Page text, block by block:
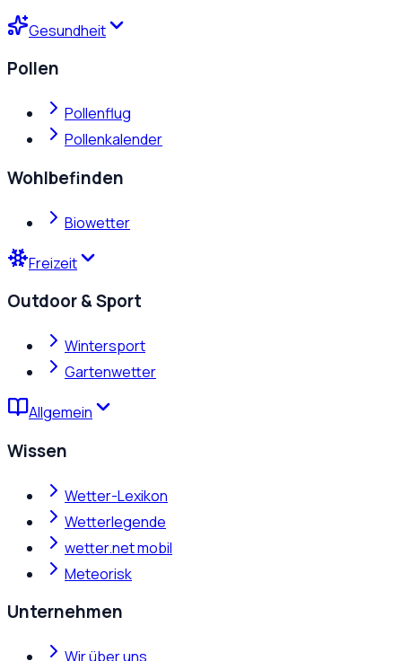
Gesundheit
Pollen
Pollenflug
Pollenkalender
Wohlbefinden
Biowetter
Freizeit
Outdoor & Sport
Wintersport
Gartenwetter
Allgemein
Wissen
Wetter-Lexikon
Wetterlegende
wetter.net mobil
Meteorisk
Unternehmen
Wir über uns